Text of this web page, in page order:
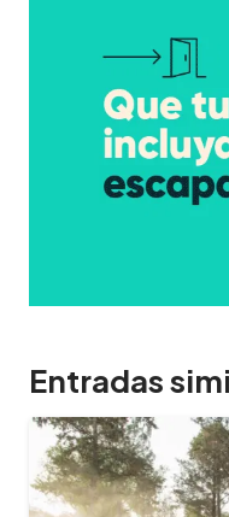
Entradas
09/02/2024